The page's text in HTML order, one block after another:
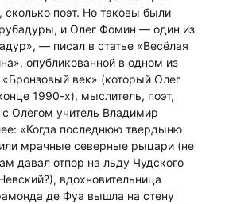
сколько поэт. Но таковы были
и Олег Фомин — один из
— писал в статье «Весёлая
опубликованной в одном из
век» (который Олег
1990-х), мыслитель, поэт,
Олегом учитель Владимир
«Когда последнюю твердыню
мрачные северные рыцари (не
давал отпор на льду Чудского
вдохновительница
де Фya вышла на стену